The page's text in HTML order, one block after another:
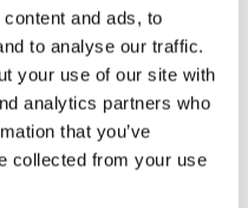
and ads, to
to analyse our traffic.
your use of our site with
analytics partners who
that you’ve
collected from your use